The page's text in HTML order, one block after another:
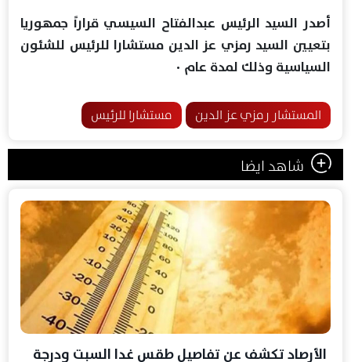
أصدر السيد الرئيس عبدالفتاح السيسي قراراً جمهوريا
بتعيين السيد رمزي عز الدين مستشارا للرئيس للشئون
السياسية وذلك لمدة عام ٠
المستشار رمزي عز الدين مستشارا للرئيس
شاهد ايضا
الأرصاد تكشف عن تفاصيل طقس غدا السبت ودرجة